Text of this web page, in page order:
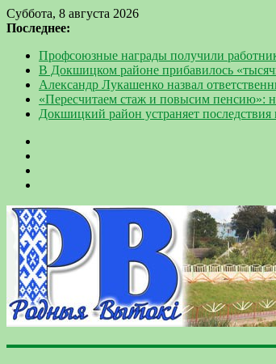
Суббота, 8 августа 2026
Последнее:
Профсоюзные награды получили
В Докшицком районе прибавилось
Александр Лукашенко назвал
«Пересчитаем стаж и повысим пенсию»:
Докшицкий район устраняет последствия